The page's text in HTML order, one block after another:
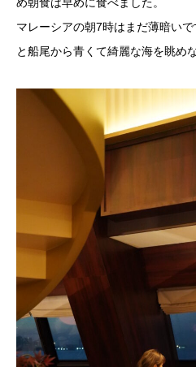
マレーシアの朝7時はまだ薄暗い
と船尾から青くて綺麗な海を眺め